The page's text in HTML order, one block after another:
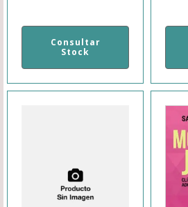
Consultar
Stock